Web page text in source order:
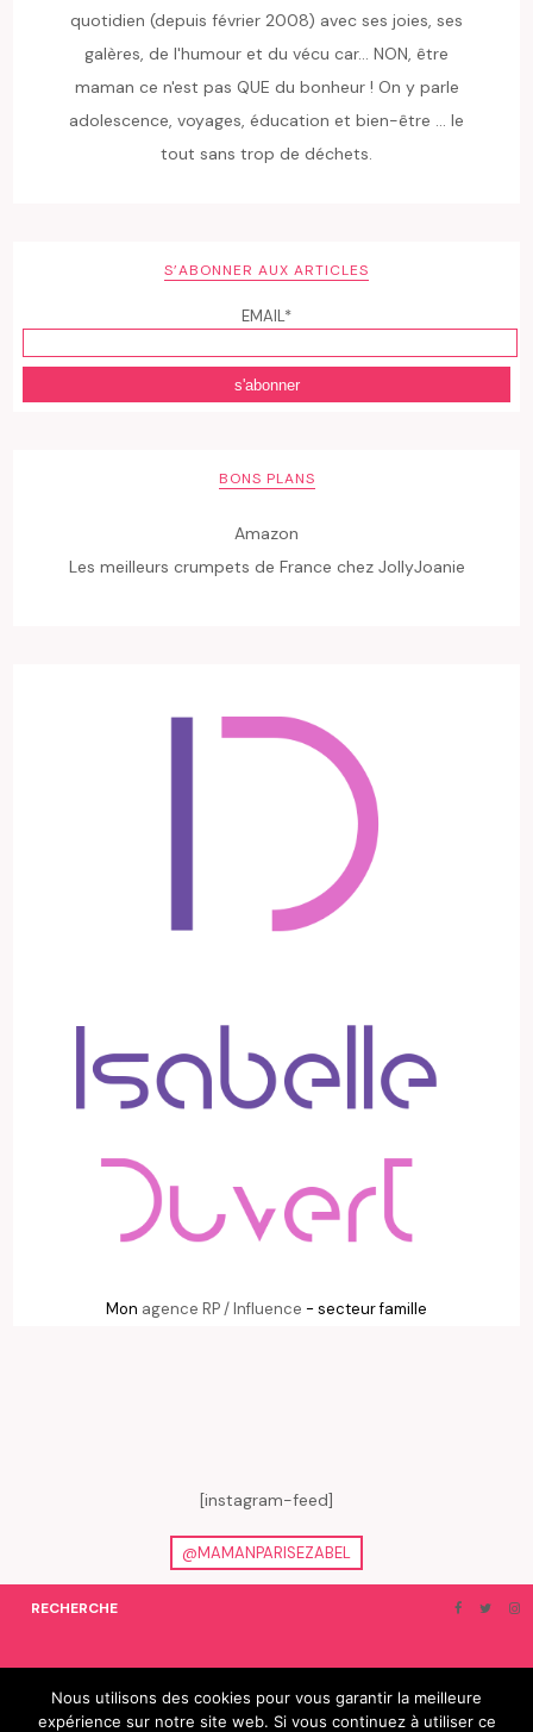
quotidien (depuis février 2008) avec ses joies, ses
galères, de l'humour et du vécu car... NON, être
maman ce n'est pas QUE du bonheur ! On y parle
adolescence, voyages, éducation et bien-être ... le
tout sans trop de déchets.
S’ABONNER AUX ARTICLES
EMAIL*
BONS PLANS
Amazon
Les meilleurs crumpets de France chez JollyJoanie
Mon agence RP / Influence - secteur famille
[instagram-feed]
@MAMANPARISEZABEL
RECHERCHE
ON EN PARLE… BLOGROLL
Nous utilisons des cookies pour vous garantir la meilleure
expérience sur notre site web. Si vous continuez à utiliser ce